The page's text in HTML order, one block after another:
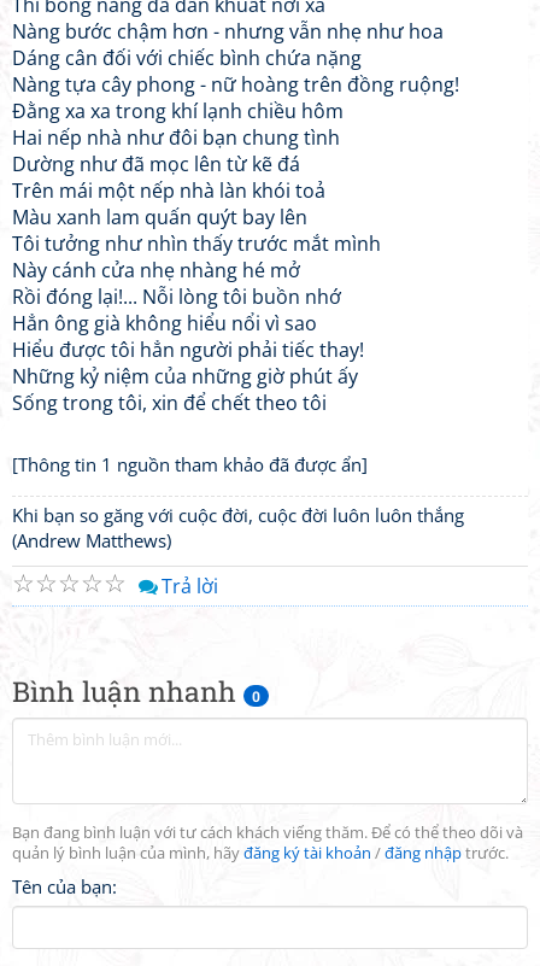
Bình luận nhanh 0
Bạn đang bình luận với tư cách khách viếng thăm. Để có thể theo dõi và
quản lý bình luận của mình, hãyđăng ký tài khoản /đăng nhậptrước.
Tên của bạn:
Nàng bước chậm hơn - nhưng vẫn nhẹ như hoa
Dáng cân đối với chiếc bình chứa nặng
Nàng tựa cây phong - nữ hoàng trên đồng ruộng!
Đằng xa xa trong khí lạnh chiều hôm
Hai nếp nhà như đôi bạn chung tình
Dường như đã mọc lên từ kẽ đá
Trên mái một nếp nhà làn khói toả
Màu xanh lam quấn quýt bay lên
Tôi tưởng như nhìn thấy trước mắt mình
Này cánh cửa nhẹ nhàng hé mở
Rồi đóng lại!... Nỗi lòng tôi buồn nhớ
Hẳn ông già không hiểu nổi vì sao
Hiểu được tôi hẳn người phải tiếc thay!
Những kỷ niệm của những giờ phút ấy
Sống trong tôi, xin để chết theo tôi
[Thông tin 1 nguồn tham khảo đã được ẩn]
Khi bạn so găng với cuộc đời, cuộc đời luôn luôn thắng
(Andrew Matthews)
☆
☆
☆
☆
☆ Trả lời